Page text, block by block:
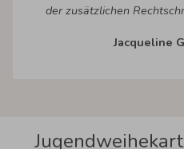
der zusätzlichen
Jacqueline